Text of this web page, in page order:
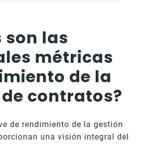
son las
métricas
de la
contratos?
de rendimiento de la gestión
una visión integral del